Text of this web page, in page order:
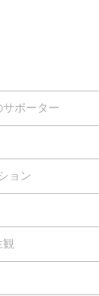
ポーター
ョン
観